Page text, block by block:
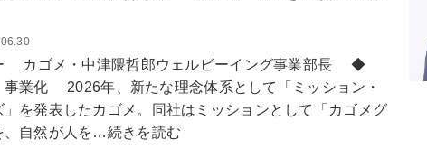
カゴメ・中津隈哲郎ウェルビーイング事業部長 ◆
事業化 2026年、新たな理念体系として「ミッション・
」を発表したカゴメ。同社はミッションとして「カゴメグ
、自然が人を…続きを読む